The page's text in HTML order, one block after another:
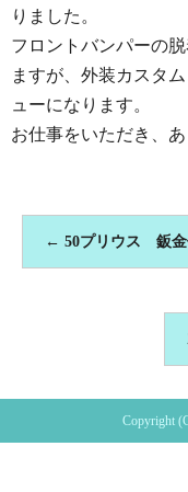
りました。
フロントバンパーの
ますが、外装カスタ
ューになります。
お仕事をいただき、
← 50プリウス 鈑金
Copyright